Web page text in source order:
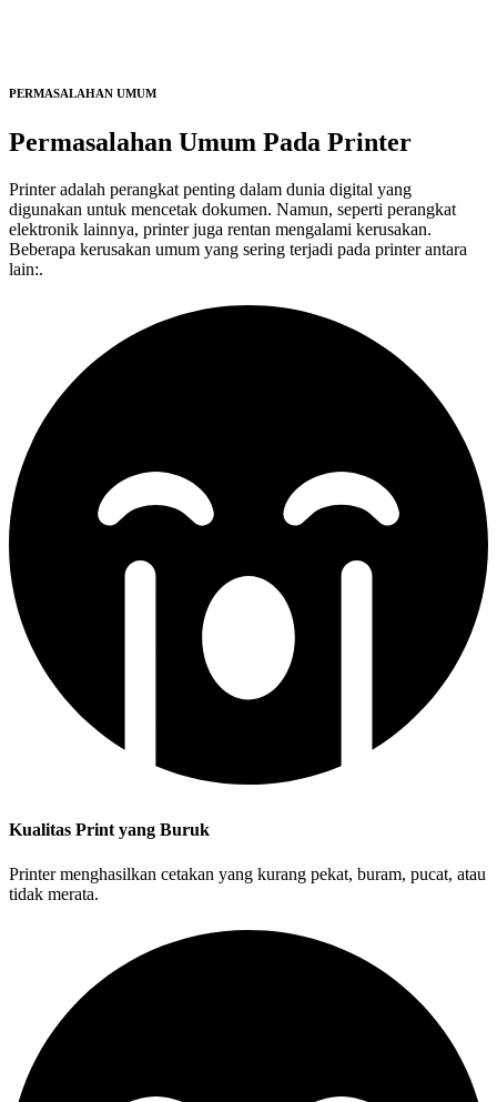
PERMASALAHAN UMUM
Permasalahan Umum Pada Printer
Printer adalah perangkat penting dalam dunia digital yang
digunakan untuk mencetak dokumen. Namun, seperti perangkat
elektronik lainnya, printer juga rentan mengalami kerusakan.
Beberapa kerusakan umum yang sering terjadi pada printer antara
lain:.
Kualitas Print yang Buruk
Printer menghasilkan cetakan yang kurang pekat, buram, pucat, atau
tidak merata.